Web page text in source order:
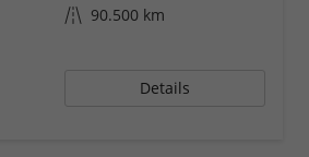
Kilometerstand 90.500 km
Details